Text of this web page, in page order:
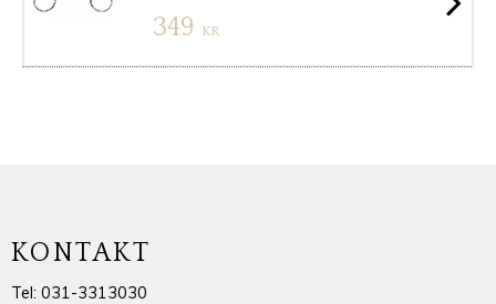
349 KR
KONTAKT
Tel: 031-3313030